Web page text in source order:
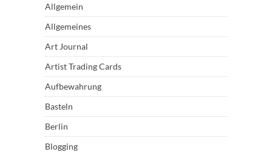
Allgemein
Allgemeines
Art Journal
Artist Trading Cards
Aufbewahrung
Basteln
Berlin
Blogging